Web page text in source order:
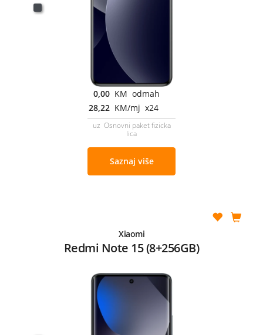
0,00 KM odmah
28,22 KM/mj x24
uz Osnovni paket fizicka
lica
Saznaj više
Xiaomi
Redmi Note 15 (8+256GB)